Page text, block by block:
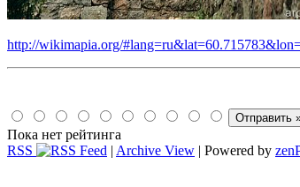
http://wikimapia.org/
Пока нет рейтинга
RSS
| Archive View | Powered by zen